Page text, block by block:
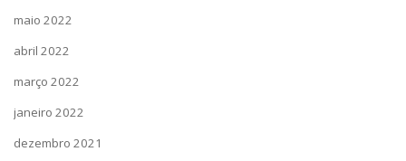
maio 2022
abril 2022
março 2022
janeiro 2022
dezembro 2021